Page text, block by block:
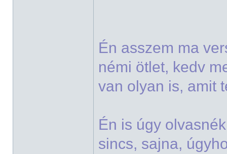
Én asszem ma
némi ötlet, kedv
van olyan is, amit
Én is úgy
sincs, sajna,